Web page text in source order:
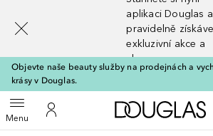
aplikaci Douglas a
pravidelně
exkluzivní akce a
slevy
Objevte naše beauty služby na prodejnách a
krásy v Douglas.
MenuOtevřít menuK mému účtu
Vraťte se
Proveďte vyhledávání
[navigation.slideout.screenreader]